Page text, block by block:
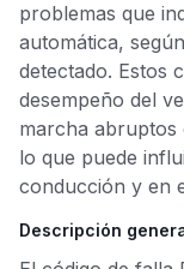
problemas que
automática,
detectado. Estos
desempeño del
marcha abruptos
lo que puede
conducción y en
Descripción